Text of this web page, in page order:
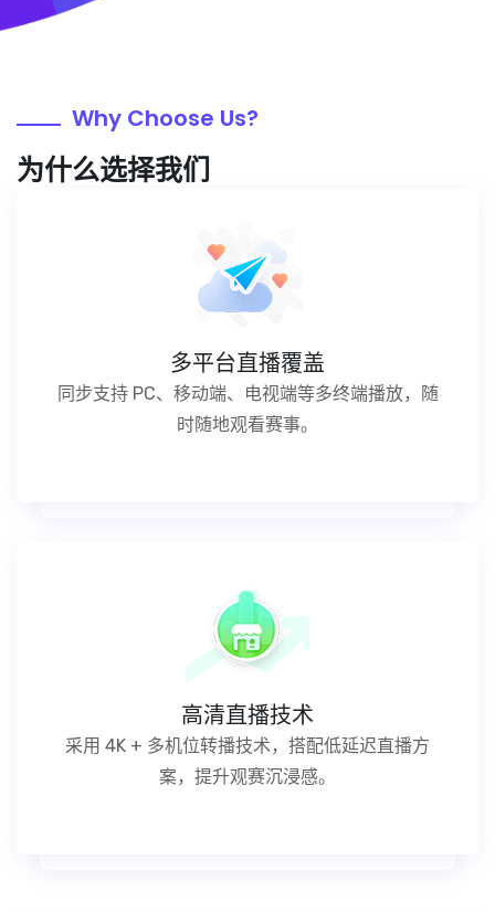
Why Choose Us?
为什么选择我们
多平台直播覆盖
同步支持 PC、移动端、电视端等多终端播放，随
时随地观看赛事。
高清直播技术
采用 4K + 多机位转播技术，搭配低延迟直播方
案，提升观赛沉浸感。